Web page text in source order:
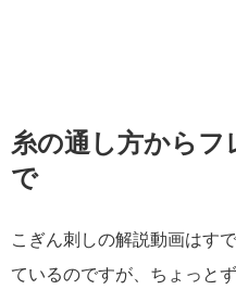
糸の通し方からフ
で
こぎん刺しの解説動画はす
ているのですが、ちょっと